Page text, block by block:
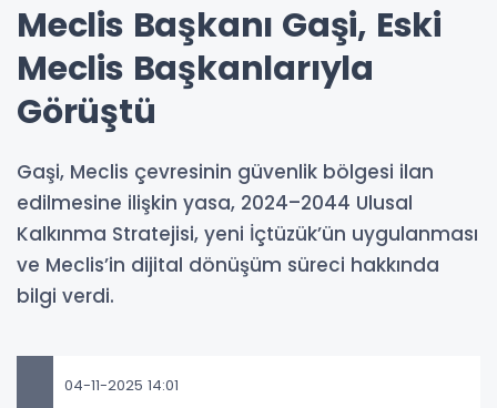
Meclis Başkanı Gaşi, Eski
Meclis Başkanlarıyla
Görüştü
Gaşi, Meclis çevresinin güvenlik bölgesi ilan
edilmesine ilişkin yasa, 2024–2044 Ulusal
Kalkınma Stratejisi, yeni İçtüzük’ün uygulanması
ve Meclis’in dijital dönüşüm süreci hakkında
bilgi verdi.
04-11-2025 14:01